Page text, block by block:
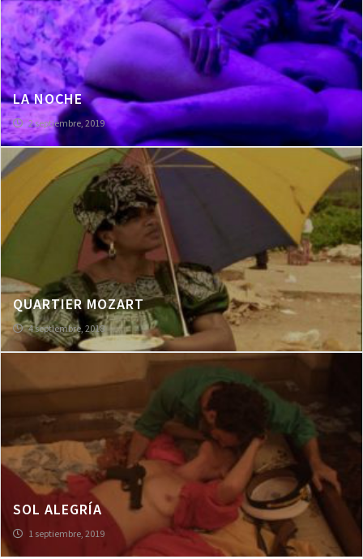
LA NOCHE
2 septiembre, 2019
QUARTIER MOZART
4 septiembre, 2018
SOL ALEGRÍA
1 septiembre, 2019